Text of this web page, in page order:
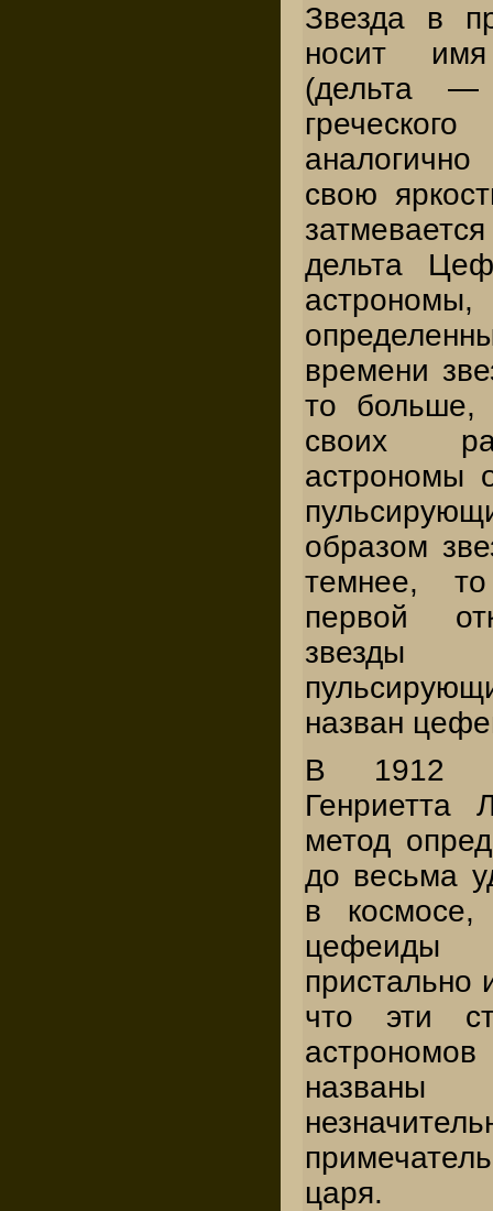
Звезда в
носит
(дельта —
свою
дельта
астрономы,
времени
то больше,
своих
астрономы
образом
темнее,
первой
звезды
назван
В 1912
Генриетта
метод
до весьма
в
пристально
что эти
царя.